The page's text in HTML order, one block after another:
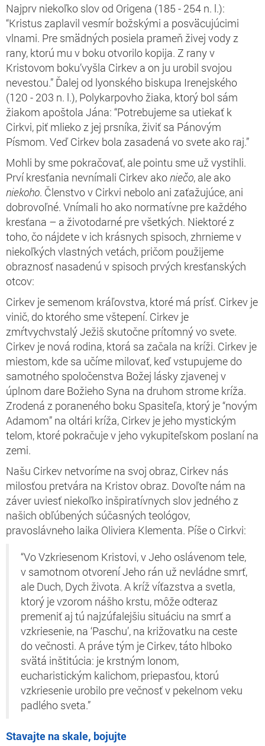
Najprv niekoľko slov od Origena (185 - 254 n. l.):
“Kristus zaplavil vesmír božskými a posväcujúcimi
vlnami. Pre smädných posiela prameň živej vody z
rany, ktorú mu v boku otvorilo kopija. Z rany v
Kristovom boku’vyšla Cirkev a on ju urobil svojou
nevestou.” Ďalej od lyonského biskupa Irenejského
(120 - 203 n. l.), Polykarpovho žiaka, ktorý bol sám
žiakom apoštola Jána: “Potrebujeme sa utiekať k
Cirkvi, piť mlieko z jej prsníka, živiť sa Pánovým
Písmom. Veď Cirkev bola zasadená vo svete ako raj.”
Mohli by sme pokračovať, ale pointu sme už vystihli.
Prví kresťania nevnímali Cirkev akoniečo, ale ako
niekoho. Členstvo v Cirkvi nebolo ani zaťažujúce, ani
dobrovoľné. Vnímali ho ako normatívne pre každého
kresťana – a životodarné pre všetkých. Niektoré z
toho, čo nájdete v ich krásnych spisoch, zhrnieme v
niekoľkých vlastných vetách, pričom použijeme
obraznosť nasadenú v spisoch prvých kresťanských
otcov:
Cirkev je semenom kráľovstva, ktoré má prísť. Cirkev je
vinič, do ktorého sme vštepení. Cirkev je
zmŕtvychvstalý Ježiš skutočne prítomný vo svete.
Cirkev je nová rodina, ktorá sa začala na kríži. Cirkev je
miestom, kde sa učíme milovať, keď vstupujeme do
samotného spoločenstva Božej lásky zjavenej v
úplnom dare Božieho Syna na druhom strome kríža.
Zrodená z poraneného boku Spasiteľa, ktorý je “novým
Adamom” na oltári kríža, Cirkev je jeho mystickým
telom, ktoré pokračuje v jeho vykupiteľskom poslaní na
zemi.
Našu Cirkev netvoríme na svoj obraz, Cirkev nás
milosťou pretvára na Kristov obraz. Dovoľte nám na
záver uviesť niekoľko inšpiratívnych slov jedného z
našich obľúbených súčasných teológov,
pravoslávneho laika Oliviera Klementa. Píše o Cirkvi:
“Vo Vzkriesenom Kristovi, v Jeho oslávenom tele,
v samotnom otvorení Jeho rán už nevládne smrť,
ale Duch, Dych života. A kríž víťazstva a svetla,
ktorý je vzorom nášho krstu, môže odteraz
premeniť aj tú najzúfalejšiu situáciu na smrť a
vzkriesenie, na ‘Paschu’, na križovatku na ceste
do večnosti. A práve tým je Cirkev, táto hlboko
svätá inštitúcia: je krstným lonom,
eucharistickým kalichom, priepasťou, ktorú
vzkriesenie urobilo pre večnosť v pekelnom veku
padlého sveta.”
Stavajte na skale, bojujte